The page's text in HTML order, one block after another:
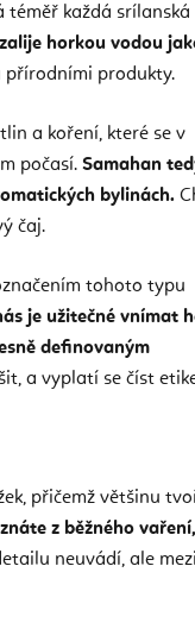
téměř každá srílanská
horkou vodou
přírodními produkty.
a koření, které se v
počasí. Samahan
bylinách.
čaj.
tohoto typu
je užitečné vnímat
definovaným
a vyplatí se číst
přičemž většinu
z běžného
neuvádí, ale